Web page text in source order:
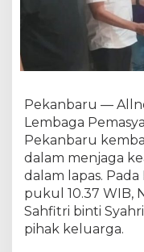
m
p
u
n
e
k
a
n
b
a
r
u
Pekanbaru —
Lembaga
Pekanbaru
dalam menjaga
dalam lapas.
pukul 10.37 WIB,
Sahfitri binti
pihak keluarga.